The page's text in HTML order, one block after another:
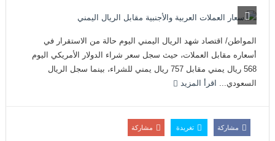
المواطن/ اقتصاد شهد الريال اليمني اليوم حالة من الاستقرار في
أسعاره مقابل العملات، حيث سجل سعر شراء الدولار الأمريكي اليوم
568 ريال يمني مقابل 757 ريال يمني للشراء، بينما سجل الريال
السعودي...
اقرأ المزيد
مشاركة تغريدة مشاركة